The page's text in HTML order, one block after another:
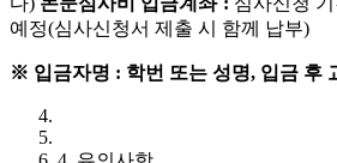
예정(심사신청서 제출 시 함께 납부)
※ 입금자명 : 학번 또는 성명, 입금 후